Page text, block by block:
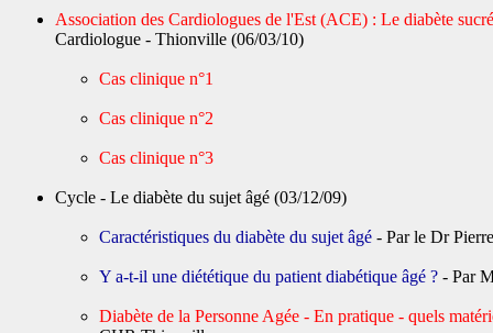
Association des Cardiologues de l'Est (ACE) : Le diabète
Cardiologue - Thionville (06/03/10)
Cas clinique n°1
Cas clinique n°2
Cas clinique n°3
Cycle - Le diabète du sujet âgé (03/12/09)
Caractéristiques du diabète du sujet âgé - Par le Dr
Y a-t-il une diététique du patient diabétique âgé ? - Par
Diabète de la Personne Agée - En pratique - quels